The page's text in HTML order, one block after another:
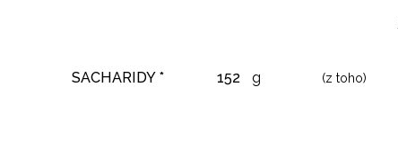
SACHARIDY * 152 g (z toho)